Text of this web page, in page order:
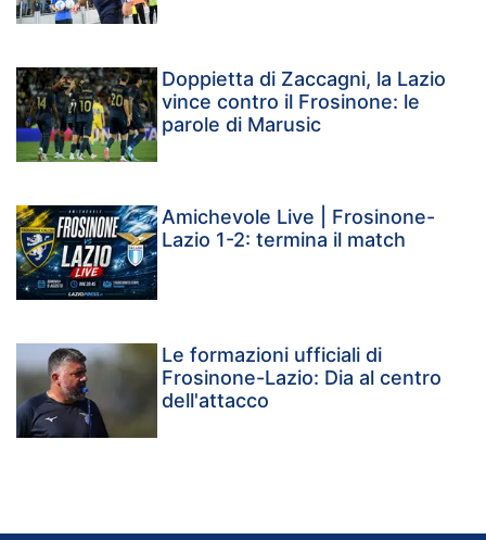
Doppietta di Zaccagni, la Lazio
vince contro il Frosinone: le
parole di Marusic
Amichevole Live | Frosinone-
Lazio 1-2: termina il match
Le formazioni ufficiali di
Frosinone-Lazio: Dia al centro
dell'attacco